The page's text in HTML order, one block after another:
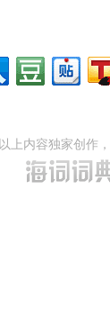
以上内容独家创作